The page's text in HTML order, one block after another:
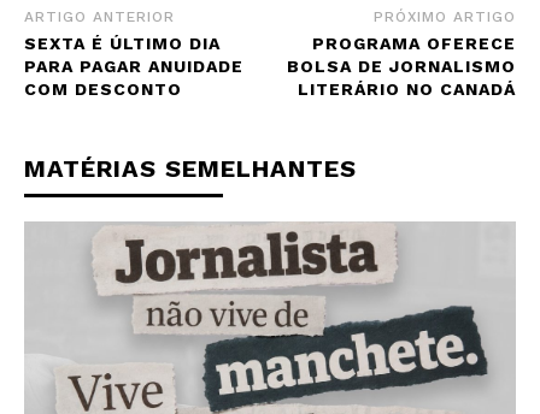
ARTIGO ANTERIOR
SEXTA É ÚLTIMO DIA
PARA PAGAR ANUIDADE
COM DESCONTO
PRÓXIMO ARTIGO
PROGRAMA OFERECE
BOLSA DE JORNALISMO
LITERÁRIO NO CANADÁ
MATÉRIAS SEMELHANTES